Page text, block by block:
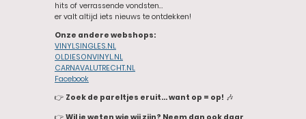
hits of verrassende vondsten…
er valt altijd iets nieuws te ontdekken!
Onze andere webshops:
VINYLSINGLES.NL
OLDIESONVINYL.NL
CARNAVALUTRECHT.NL
Facebook
👉 Zoek de pareltjes eruit… want op = op! 🎶